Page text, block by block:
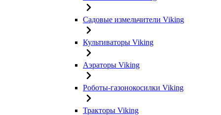
Садовые измельчители Viking
Культиваторы Viking
Аэраторы Viking
Роботы-газонокосилки Viking
Тракторы Viking